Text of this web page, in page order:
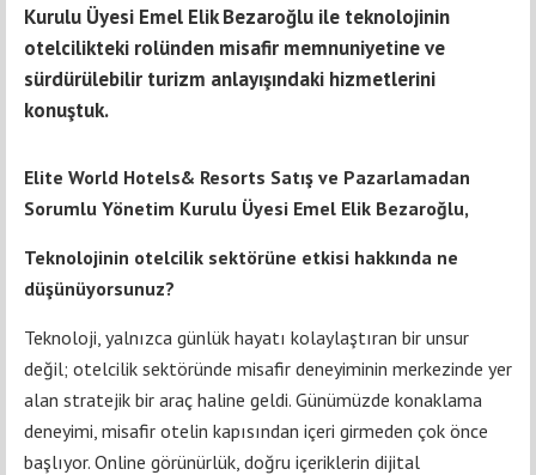
Kurulu Üyesi Emel Elik Bezaroğlu ile teknolojinin
otelcilikteki rolünden misafir memnuniyetine ve
sürdürülebilir turizm anlayışındaki hizmetlerini
konuştuk.
Elite World Hotels& Resorts Satış ve Pazarlamadan
Sorumlu Yönetim Kurulu Üyesi Emel Elik Bezaroğlu,
Teknolojinin otelcilik sektörüne etkisi hakkında ne
düşünüyorsunuz?
Teknoloji, yalnızca günlük hayatı kolaylaştıran bir unsur
değil; otelcilik sektöründe misafir deneyiminin merkezinde yer
alan stratejik bir araç haline geldi. Günümüzde konaklama
deneyimi, misafir otelin kapısından içeri girmeden çok önce
başlıyor. Online görünürlük, doğru içeriklerin dijital